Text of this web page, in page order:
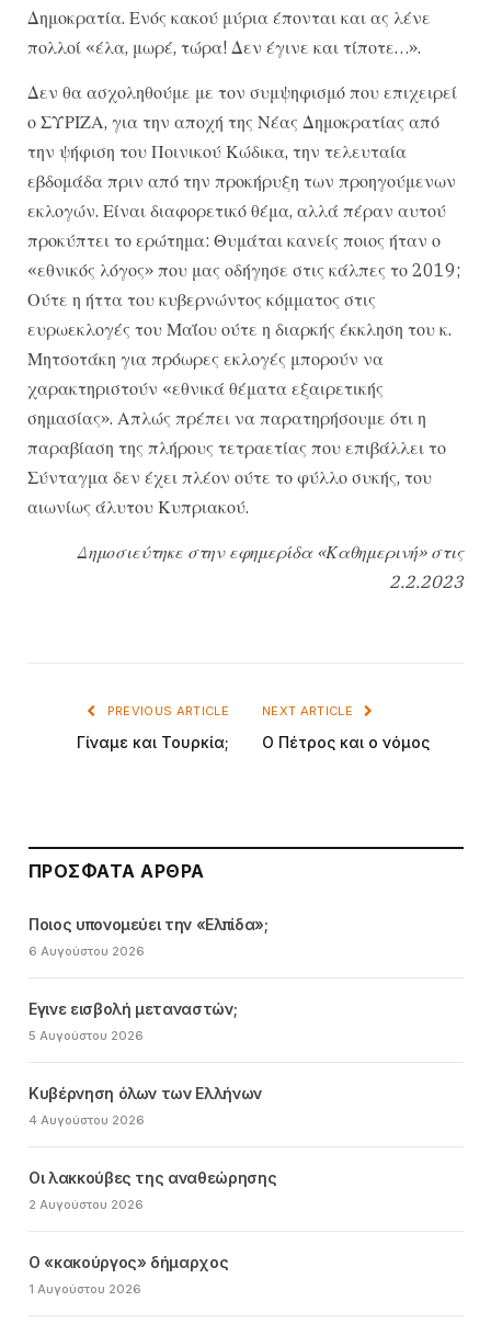
Δημοκρατία. Ενός κακού μύρια έπονται και ας λένε
πολλοί «έλα, μωρέ, τώρα! Δεν έγινε και τίποτε…».
Δεν θα ασχοληθούμε με τον συμψηφισμό που επιχειρεί
ο ΣΥΡΙΖΑ, για την αποχή της Νέας Δημοκρατίας από
την ψήφιση του Ποινικού Κώδικα, την τελευταία
εβδομάδα πριν από την προκήρυξη των προηγούμενων
εκλογών. Είναι διαφορετικό θέμα, αλλά πέραν αυτού
προκύπτει το ερώτημα: Θυμάται κανείς ποιος ήταν ο
«εθνικός λόγος» που μας οδήγησε στις κάλπες το 2019;
Ούτε η ήττα του κυβερνώντος κόμματος στις
ευρωεκλογές του Μαΐου ούτε η διαρκής έκκληση του κ.
Μητσοτάκη για πρόωρες εκλογές μπορούν να
χαρακτηριστούν «εθνικά θέματα εξαιρετικής
σημασίας». Απλώς πρέπει να παρατηρήσουμε ότι η
παραβίαση της πλήρους τετραετίας που επιβάλλει το
Σύνταγμα δεν έχει πλέον ούτε το φύλλο συκής, του
αιωνίως άλυτου Κυπριακού.
Δημοσιεύτηκε στην εφημερίδα «Καθημερινή» στις
2.2.2023
PREVIOUS ARTICLE
Γίναμε και Τουρκία;
NEXT ARTICLE
Ο Πέτρος και ο νόμος
ΠΡΌΣΦΑΤΑ ΆΡΘΡΑ
Ποιος υπονομεύει την «Ελπίδα»;
6 Αυγούστου 2026
Εγινε εισβολή μεταναστών;
5 Αυγούστου 2026
Κυβέρνηση όλων των Ελλήνων
4 Αυγούστου 2026
Οι λακκούβες της αναθεώρησης
2 Αυγούστου 2026
Ο «κακούργος» δήμαρχος
1 Αυγούστου 2026